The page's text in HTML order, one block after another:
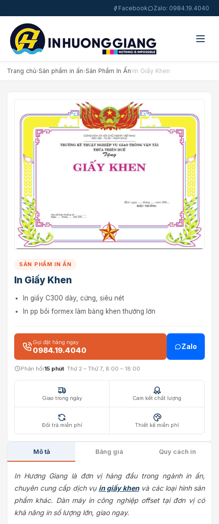
Facebook Zalo: 0984.19.4040
Trang chủ›Sản phẩm in ấn›Sản Phẩm In Ấn›In Giấy Khen
SẢN PHẨM IN ẤN
In Giấy Khen
In giấy C300 dày, cứng, siêu nét
In pp bồi formex làm bảng khen thưởng lớn
Gọi đặt hàng ngay
0984.19.4040 Zalo
Phản hồi15 phút· Thứ 2 – Thứ 7, 8:00 – 18:00
Giao trong ngày Cam kết chất lượng
Đổi trả miễn phí Thiết kế miễn phí
Mô tả Bảng giá Quy cách in
In Hương Giang là đơn vị hàng đầu trong ngành in ấn,
chuyên cung cấp dịch vụ in giấy khenvà các loại hình sản
phẩm khác. Dàn máy in công nghiệp offset tại đơn vị có
khả năng in số lượng lớn, giao ngay.